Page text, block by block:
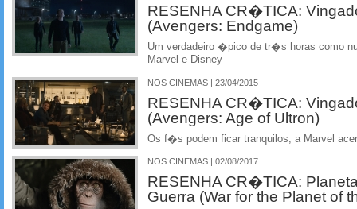
RESENHA CR�TICA:
(Avengers: Endgame)
Um verdadeiro �pico de tr�s horas como
Marvel e Disney
NOS CINEMAS | 23/04/2015
RESENHA CR�TICA:
(Avengers: Age of Ultron)
Os f�s podem ficar tranquilos, a Marvel
NOS CINEMAS | 02/08/2017
RESENHA CR�TICA:
Guerra (War for the Planet of